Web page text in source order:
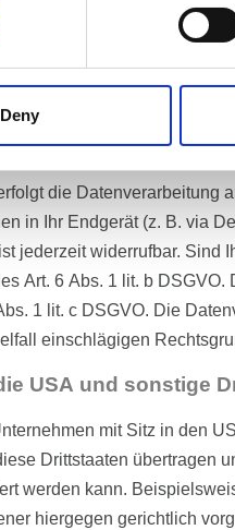
Deny
zulässigen Gründe für die
erfolgt die Löschung nach
der
haben, verarbeiten wir
nach Art. 9 Abs. 1
die
in Ihr Endgerät (z. B. via
jederzeit widerrufbar. Sind
Art. 6 Abs. 1 lit. b
1 lit. c DSGVO. Die
einschlägigen
USA und sonstige
mit Sitz in den
Drittstaaten übertragen
werden kann.
hiergegen gerichtlich